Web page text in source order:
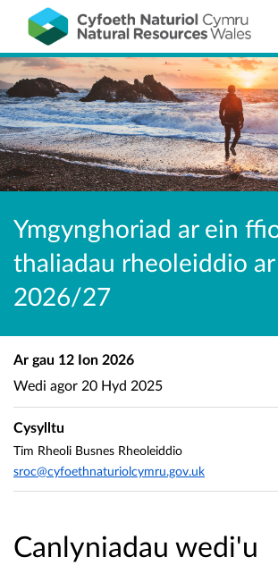
Ymgynghoriad ar ein
thaliadau rheoleiddio
2026/27
Canlyniadau wedi'u
Ar gau 12 Ion 2026
Wedi agor 20 Hyd 2025
Cysylltu
Tim Rheoli Busnes Rheoleiddio
sroc@cyfoethnaturiolcymru.gov.uk